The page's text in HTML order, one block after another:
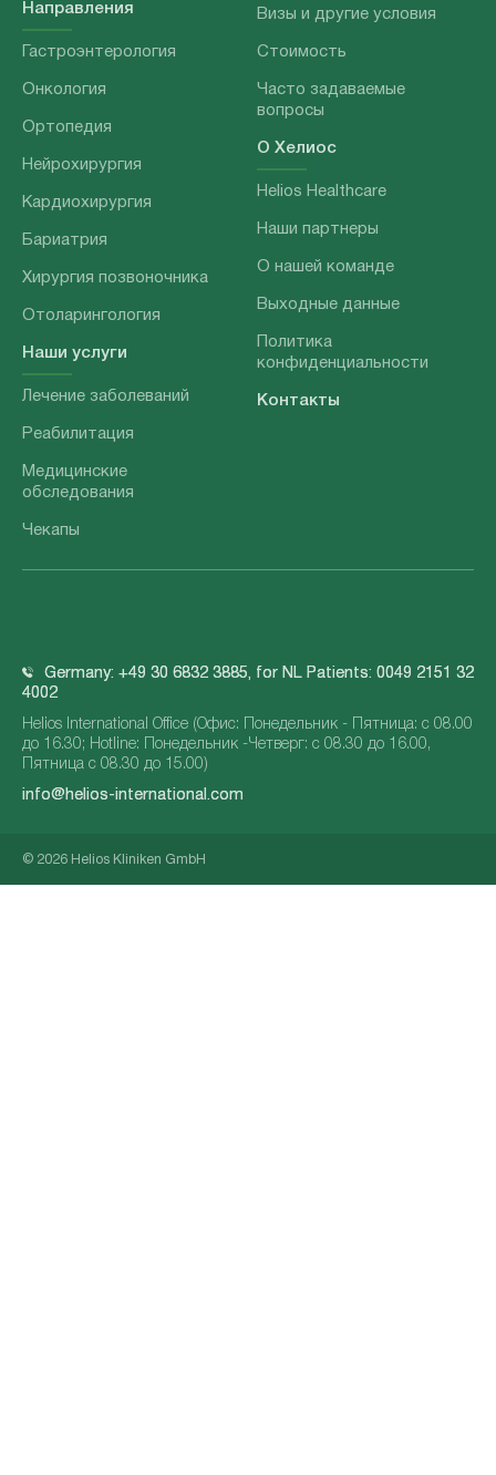
Направления
Гастроэнтерология
Онкология
Ортопедия
Нейрохирургия
Кардиохирургия
Бариатрия
Хирургия позвоночника
Отоларингология
Наши услуги
Лечение заболеваний
Реабилитация
Медицинские
обследования
Чекапы
Визы и другие условия
Стоимость
Часто задаваемые
вопросы
О Хелиос
Helios Healthcare
Наши партнеры
О нашей команде
Выходные данные
Политика
конфиденциальности
Контакты
Germany: +49 30 6832 3885, for NL Patients: 0049 2151 32
4002
Helios International Office (Офис: Понедельник - Пятница: с 08.00
до 16.30; Hotline: Понедельник -Четверг: с 08.30 до 16.00,
Пятница с 08.30 до 15.00)
info@helios-international.com
© 2026 Helios Kliniken GmbH